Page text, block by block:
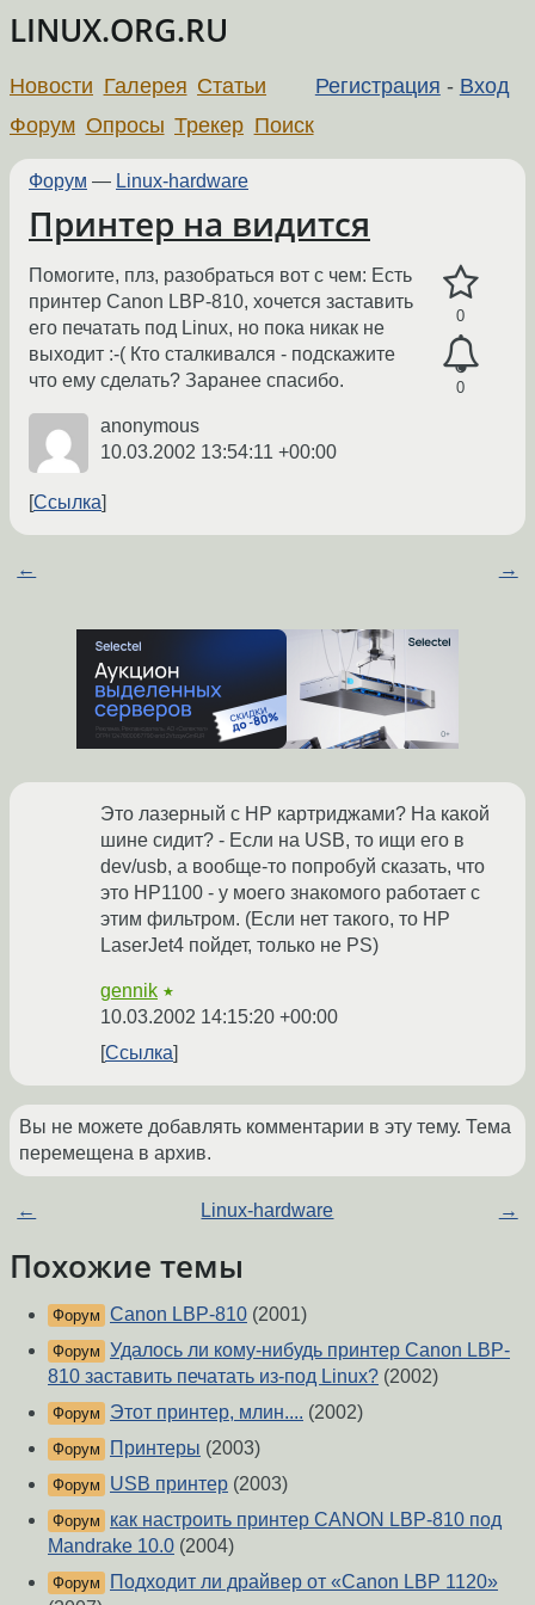
LINUX.ORG.RU
Регистрация - Вход
Новости Галерея Статьи
Форум Опросы Трекер Поиск
Форум — Linux-hardware
Принтер на видится
0
0
Помогите, плз, разобраться вот с чем: Есть
принтер Canon LBP-810, хочется заставить
его печатать под Linux, но пока никак не
выходит :-( Кто сталкивался - подскажите
что ему сделать? Заранее спасибо.
anonymous
10.03.2002 13:54:11 +00:00
Ссылка
← →
Это лазерный с HP картриджами? На какой
шине сидит? - Если на USB, то ищи его в
dev/usb, а вообще-то попробуй сказать, что
это HP1100 - у моего знакомого работает с
этим фильтром. (Если нет такого, то HP
LaserJet4 пойдет, только не PS)
gennik ★
10.03.2002 14:15:20 +00:00
Ссылка
Вы не можете добавлять комментарии в эту тему. Тема
перемещена в архив.
← Linux-hardware →
Похожие темы
Форум Canon LBP-810 (2001)
Форум Удалось ли кому-нибудь принтер Canon LBP-
810 заставить печатать из-под Linux? (2002)
Форум Этот принтер, млин.... (2002)
Форум Принтеры (2003)
Форум USB принтер (2003)
Форум
как настроить принтер CANON LBP-810 под
Mandrake 10.0 (2004)
Форум
Подходит ли драйвер от «Canon LBP 1120»